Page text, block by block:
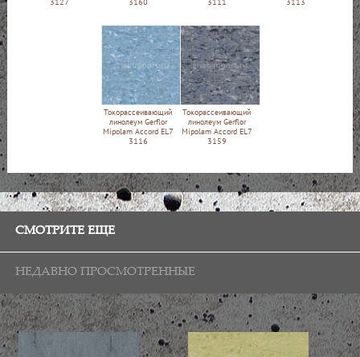
3127
3160
3111
3113
Токорассеивающий
линолеум Gerflor
Mipolam Accord EL7
3116
Токорассеивающий
линолеум Gerflor
Mipolam Accord EL7
3159
СМОТРИТЕ ЕЩЕ
НЕДАВНО ПРОСМОТРЕННЫЕ